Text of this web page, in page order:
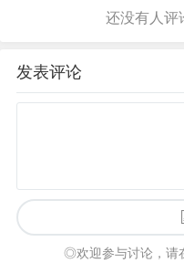
越不酷，当
包等等所
发表评论
◎欢迎参与讨论，请